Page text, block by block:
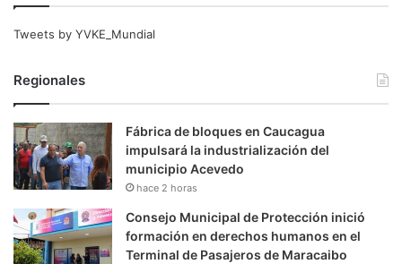
Tweets by YVKE_Mundial
Regionales
Fábrica de bloques en Caucagua
impulsará la industrialización del
municipio Acevedo
hace 2 horas
Consejo Municipal de Protección inició
formación en derechos humanos en el
Terminal de Pasajeros de Maracaibo